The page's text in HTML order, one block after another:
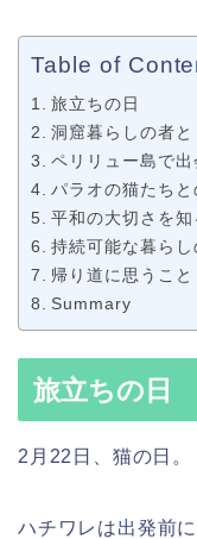
Table of
旅立ちの日
洞窟暮らしの者と
ペリリュー島で
パラオの猫たち
平和の大切さを知
持続可能な暮らし
帰り道に思うこと
Summary
旅立ちの日
2月22日、猫の日。
ハチワレは出発前